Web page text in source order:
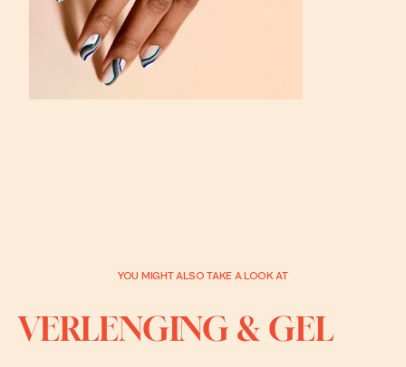
YOU MIGHT ALSO TAKE A LOOK AT
VERLENGING & GEL